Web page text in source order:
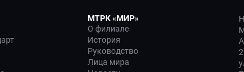
МТРК «МИР»
О филиале
История
Руководство
Лица мира